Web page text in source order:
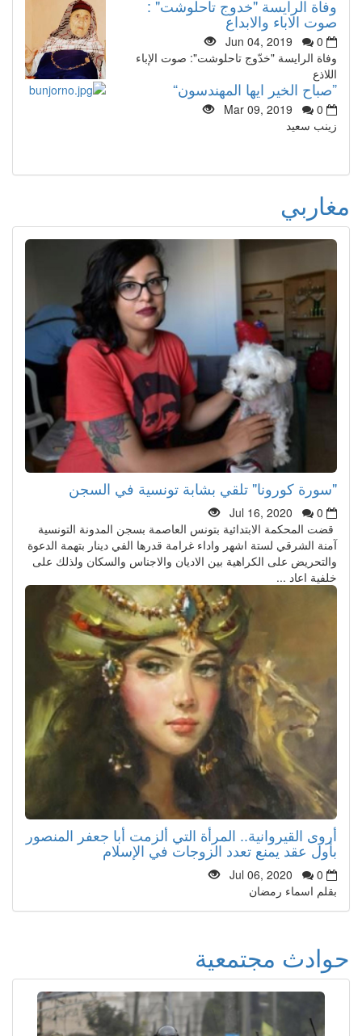
وفاة الرايسة "خدوج تاحلوشت" :
صوت الاباء والابداع
Jun 04, 2019
0
وفاة الرايسة "خدّوج تاحلوشت": صوت الإباء
اللاذع
”صباح الخير ايها المهندسون“
Mar 09, 2019
0
زينب سعيد
مغاربي
"سورة كورونا" تلقي بشابة تونسية في السجن
Jul 16, 2020
0
قضت المحكمة الابتدائية بتونس العاصمة بسجن المدونة التونسية
آمنة الشرقي لستة اشهر واداء غرامة قدرها الفي دينار بتهمة الدعوة
والتحريض على الكراهية بين الاديان والاجناس والسكان ولذلك على
خلفية اعاد ...
أروى القيروانية.. المرأة التي ألزمت أبا جعفر المنصور
بأول عقد يمنع تعدد الزوجات في الإسلام
Jul 06, 2020
0
بقلم اسماء رمضان
حوادث مجتمعية